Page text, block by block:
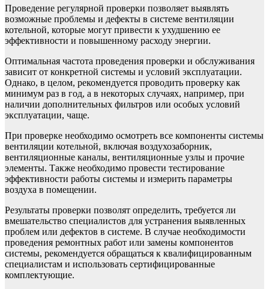
Проведение регулярной проверки позволяет выявлять
возможные проблемы и дефекты в системе вентиляции
котельной, которые могут привести к ухудшению ее
эффективности и повышенному расходу энергии.
Оптимальная частота проведения проверки и обслуживания
зависит от конкретной системы и условий эксплуатации.
Однако, в целом, рекомендуется проводить проверку как
минимум раз в год, а в некоторых случаях, например, при
наличии дополнительных фильтров или особых условий
эксплуатации, чаще.
При проверке необходимо осмотреть все компоненты системы
вентиляции котельной, включая воздухозаборник,
вентиляционные каналы, вентиляционные узлы и прочие
элементы. Также необходимо провести тестирование
эффективности работы системы и измерить параметры
воздуха в помещении.
Результаты проверки позволят определить, требуется ли
вмешательство специалистов для устранения выявленных
проблем или дефектов в системе. В случае необходимости
проведения ремонтных работ или замены компонентов
системы, рекомендуется обращаться к квалифицированным
специалистам и использовать сертифицированные
комплектующие.